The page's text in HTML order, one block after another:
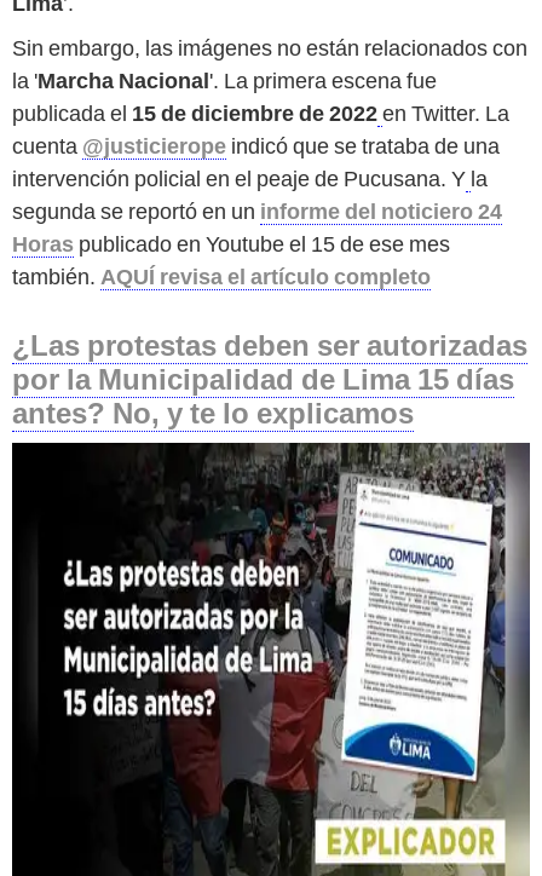
Sin embargo, las imágenes no están relacionados con
la 'Marcha Nacional'. La primera escena fue
publicada el 15 de diciembre de 2022en Twitter. La
cuenta @justicierope indicó que se trataba de una
intervención policial en el peaje de Pucusana. Y la
segunda se reportó en un informe del noticiero 24
Horas publicado en Youtube el 15 de ese mes
también. AQUÍ revisa el artículo completo
¿Las protestas deben ser autorizadas
por la Municipalidad de Lima 15 días
antes? No, y te lo explicamos